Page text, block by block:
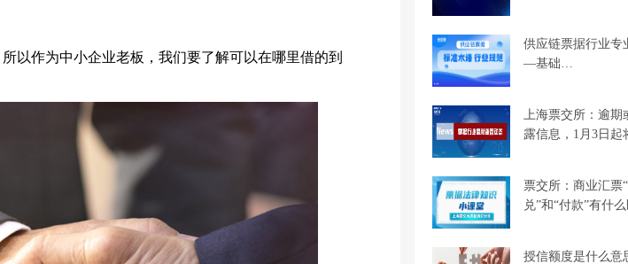
以作为中小企业老板，我们要了解可以在哪里借的到
供应链票据行业专
—基础…
上海票交所：逾期
露信息，1月3日
票交所：商业汇票
兑”和“付款”有什
授信额度是什么意